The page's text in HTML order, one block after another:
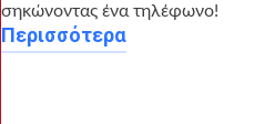
σηκώνοντας ένα τηλέφωνο!
Περισσότερα